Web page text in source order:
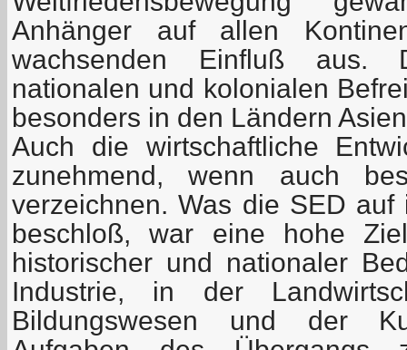
Anhänger auf allen
wachsenden Einfluß aus.
nationalen und kolonialen
besonders in den Ländern
Auch die wirtschaftliche
zunehmend, wenn auch
verzeichnen. Was die SED auf
beschloß, war eine hohe
historischer und nationaler
Industrie, in der
Bildungswesen und der